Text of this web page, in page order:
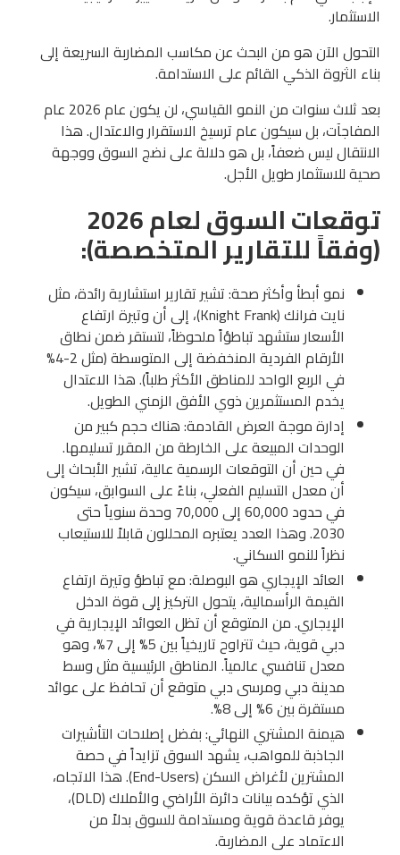
الاستثمار.
التحول الآن هو من البحث عن مكاسب المضاربة السريعة إلى
بناء الثروة الذكي القائم على الاستدامة.
بعد ثلاث سنوات من النمو القياسي، لن يكون عام 2026 عام
المفاجآت، بل سيكون عام ترسيخ الاستقرار والاعتدال. هذا
الانتقال ليس ضعفاً، بل هو دلالة على نضج السوق ووجهة
صحية للاستثمار طويل الأجل.
توقعات السوق لعام 2026
(وفقاً للتقارير المتخصصة):
نمو أبطأ وأكثر صحة: تشير تقارير استشارية رائدة، مثل
نايت فرانك (Knight Frank)، إلى أن وتيرة ارتفاع
الأسعار ستشهد تباطؤاً ملحوظاً، لتستقر ضمن نطاق
الأرقام الفردية المنخفضة إلى المتوسطة (مثل 2-4%
في الربع الواحد للمناطق الأكثر طلباً). هذا الاعتدال
يخدم المستثمرين ذوي الأفق الزمني الطويل.
إدارة موجة العرض القادمة: هناك حجم كبير من
الوحدات المبيعة على الخارطة من المقرر تسليمها.
في حين أن التوقعات الرسمية عالية، تشير الأبحاث إلى
أن معدل التسليم الفعلي، بناءً على السوابق، سيكون
في حدود 60,000 إلى 70,000 وحدة سنوياً حتى
2030. وهذا العدد يعتبره المحللون قابلاً للاستيعاب
نظراً للنمو السكاني.
العائد الإيجاري هو البوصلة: مع تباطؤ وتيرة ارتفاع
القيمة الرأسمالية، يتحول التركيز إلى قوة الدخل
الإيجاري. من المتوقع أن تظل العوائد الإيجارية في
دبي قوية، حيث تتراوح تاريخياً بين 5% إلى 7%، وهو
معدل تنافسي عالمياً. المناطق الرئيسية مثل وسط
مدينة دبي ومرسى دبي متوقع أن تحافظ على عوائد
مستقرة بين 6% إلى 8%.
هيمنة المشتري النهائي: بفضل إصلاحات التأشيرات
الجاذبة للمواهب، يشهد السوق تزايداً في حصة
المشترين لأغراض السكن (End-Users). هذا الاتجاه،
الذي تؤكده بيانات دائرة الأراضي والأملاك (DLD)،
يوفر قاعدة قوية ومستدامة للسوق بدلاً من
الاعتماد على المضاربة.